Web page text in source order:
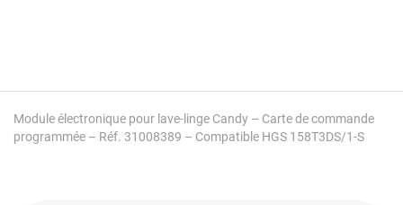
Module électronique pour lave-linge Candy – Carte de commande
programmée – Réf. 31008389 – Compatible HGS 158T3DS/1-S